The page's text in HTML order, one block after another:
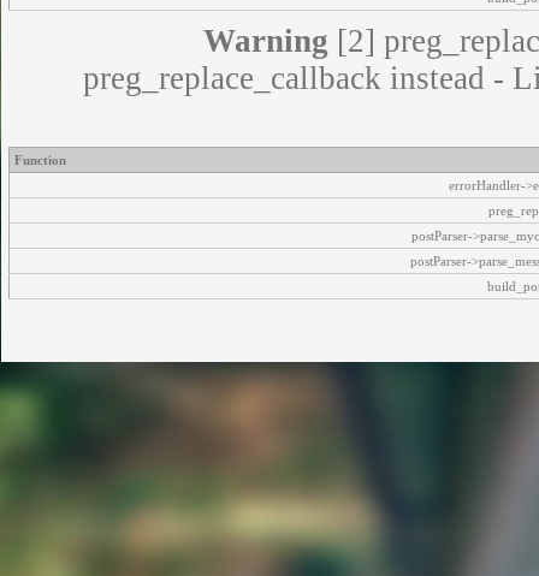
Warning [2]
preg_replace_callback instead -
Function
errorHandler-
postParser-
postParser-